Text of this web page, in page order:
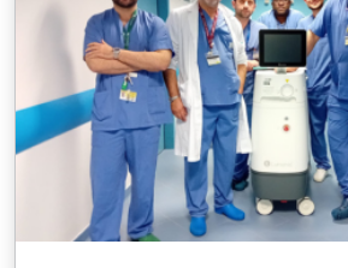
Ginecologia e Ostetricia
Igiene
Inclusione
Laboratorio Analisi
Malattie rare
Medicina Generale
Medicina generale
Medicina
Medico Medicina Generale MMG
Nefrologia e Dialisi
Oculistica
Operatori Socio Sanitari OSS